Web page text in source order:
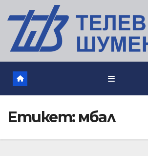
Етикет: мбал